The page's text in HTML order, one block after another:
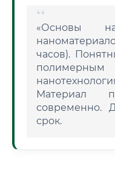
«Основы
часов).
Материал
современно.
срок.